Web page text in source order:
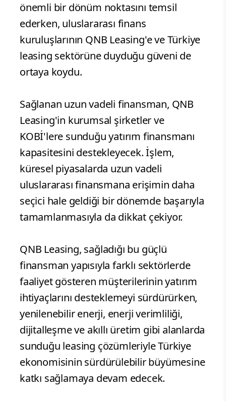
önemli bir dönüm noktasını temsil
ederken, uluslararası finans
kuruluşlarının QNB Leasing'e ve Türkiye
leasing sektörüne duyduğu güveni de
ortaya koydu.
Sağlanan uzun vadeli finansman, QNB
Leasing'in kurumsal şirketler ve
KOBİ'lere sunduğu yatırım finansmanı
kapasitesini destekleyecek. İşlem,
küresel piyasalarda uzun vadeli
uluslararası finansmana erişimin daha
seçici hale geldiği bir dönemde başarıyla
tamamlanmasıyla da dikkat çekiyor.
QNB Leasing, sağladığı bu güçlü
finansman yapısıyla farklı sektörlerde
faaliyet gösteren müşterilerinin yatırım
ihtiyaçlarını desteklemeyi sürdürürken,
yenilenebilir enerji, enerji verimliliği,
dijitalleşme ve akıllı üretim gibi alanlarda
sunduğu leasing çözümleriyle Türkiye
ekonomisinin sürdürülebilir büyümesine
katkı sağlamaya devam edecek.